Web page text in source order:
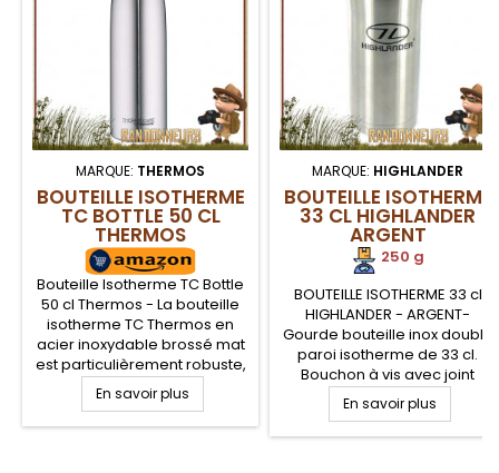
MARQUE: THERMOS
BOUTEILLE ISOTHERME
TC BOTTLE 50 CL
THERMOS
Bouteille Isotherme TC Bottle
50 cl Thermos - La bouteille
isotherme TC Thermos en
acier inoxydable brossé mat
est particulièrement robuste,
absolument étanche et facile
à nettoyer. Garde votre
boisson chaude jusqu'à 12
En savoir plus
MARQUE: HIGHLANDER
BOUTEILLE ISOTHERME
33 CL HIGHLANDER
ARGENT
250 g
BOUTEILLE ISOTHERME 33 cl
HIGHLANDER - ARGENT-
Gourde bouteille inox double
paroi isotherme de 33 cl.
Bouchon à vis avec joint
d'étanchéité. Cette gourde
bouteille inox isotherme
bénéficie d'une large
En savoir plus